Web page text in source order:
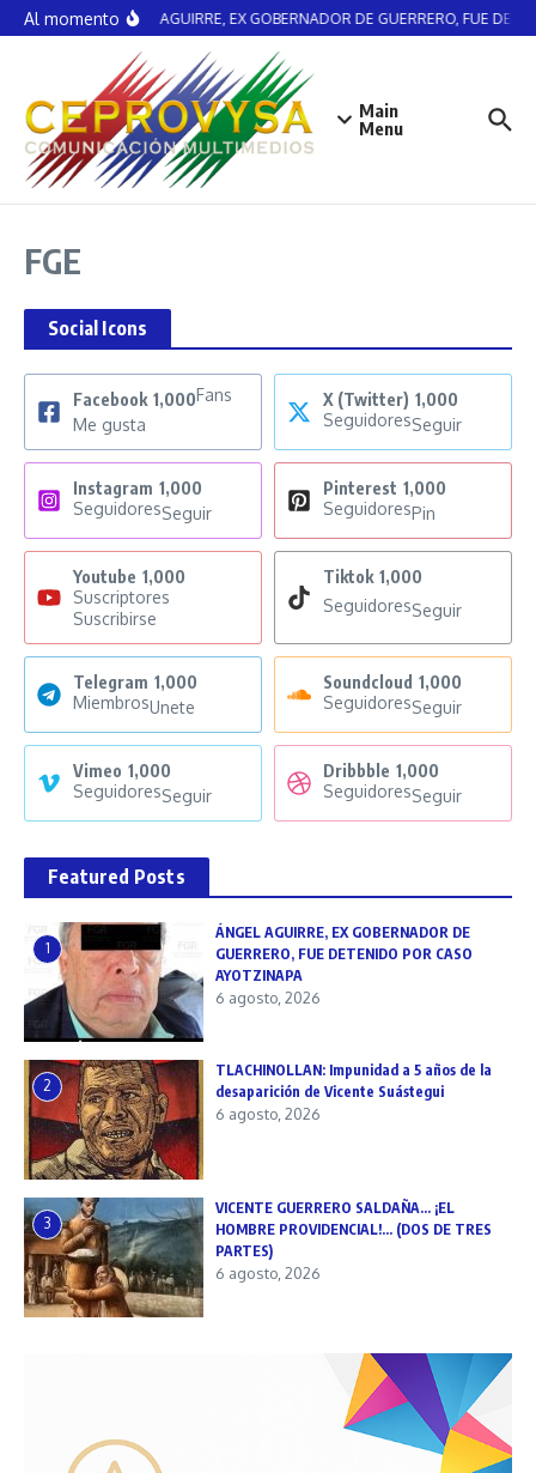
Saltar al contenido
Al momentoÁNGEL AGUIRRE, EX GOBERNADOR DE GUERRERO, FUE
Main
Menu
FGE
Social Icons
Facebook 1,000Fans
Me gusta
X (Twitter) 1,000
SeguidoresSeguir
Instagram 1,000
SeguidoresSeguir
Pinterest 1,000
SeguidoresPin
Youtube 1,000
Suscriptores
Suscribirse
Tiktok 1,000
SeguidoresSeguir
Telegram 1,000
MiembrosUnete
Soundcloud 1,000
SeguidoresSeguir
Vimeo 1,000
SeguidoresSeguir
Dribbble 1,000
SeguidoresSeguir
Featured Posts
1
ÁNGEL AGUIRRE, EX GOBERNADOR DE
GUERRERO, FUE DETENIDO POR CASO
AYOTZINAPA
6 agosto, 2026
2
TLACHINOLLAN: Impunidad a 5 años de la
desaparición de Vicente Suástegui
6 agosto, 2026
3
VICENTE GUERRERO SALDAÑA… ¡EL
HOMBRE PROVIDENCIAL!… (DOS DE TRES
PARTES)
6 agosto, 2026